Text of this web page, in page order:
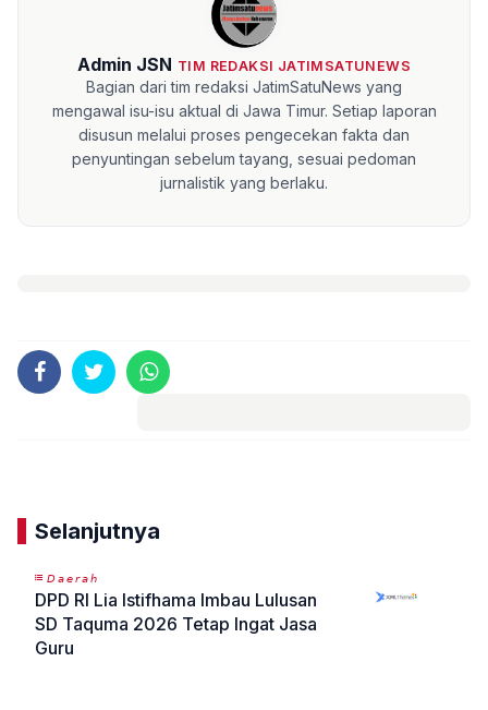
Admin JSN TIM REDAKSI JATIMSATUNEWS
Bagian dari tim redaksi JatimSatuNews yang
mengawal isu-isu aktual di Jawa Timur. Setiap laporan
disusun melalui proses pengecekan fakta dan
penyuntingan sebelum tayang, sesuai pedoman
jurnalistik yang berlaku.
Selanjutnya
𝘋𝘢𝘦𝘳𝘢𝘩
DPD RI Lia Istifhama Imbau Lulusan
SD Taquma 2026 Tetap Ingat Jasa
Guru